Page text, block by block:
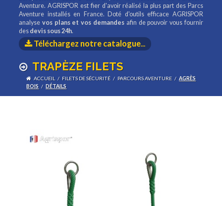
Aventure. AGRISPOR est fier d'avoir réalisé la plus part des Parcs
Aventure installés en France. Doté d'outils efficace AGRISPOR
analyse vos plans et vos demandes afin de pouvoir vous fournir
des devis sous 24h.
Téléchargez notre catalogue...
TRAPÈZE FILETS
ACCUEIL / FILETS DE SÉCURITÉ / PARCOURS AVENTURE / AGRÈS
BOIS / DÉTAILS